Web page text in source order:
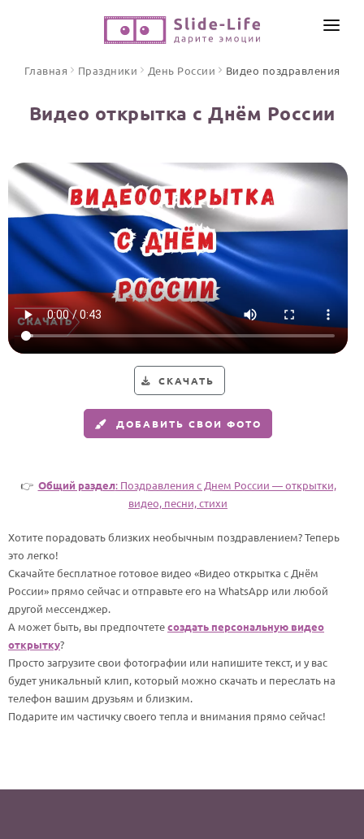
Видео поздравления
Песни поздравления
Открытки
Стихи и тексты
ПРАЗДНИКИ
С Днем рождения
Юбилей
Календарь праздников
Женщине
Маме
Папе
Детям
Все родственники
Пожелания
По именам
ИНСТРУМЕНТЫ
ТЕКСТЫ И ИДЕИ
ЦЕНЫ
ОТЗЫВЫ
Главная Праздники День России Видео поздравления
Видео открытка с Днём России
СКАЧАТЬ
ДОБАВИТЬ СВОИ ФОТО
👉 Общий раздел: Поздравления с Днем России — открытки,
видео, песни, стихи
Хотите порадовать близких необычным поздравлением? Теперь
это легко!
Скачайте бесплатное готовое видео «Видео открытка с Днём
России» прямо сейчас и отправьте его на WhatsApp или любой
другой мессенджер.
А может быть, вы предпочтетесоздать персональную видео
открытку?
Просто загрузите свои фотографии или напишите текст, и у вас
будет уникальный клип, который можно скачать и переслать на
телефон вашим друзьям и близким.
Подарите им частичку своего тепла и внимания прямо сейчас!